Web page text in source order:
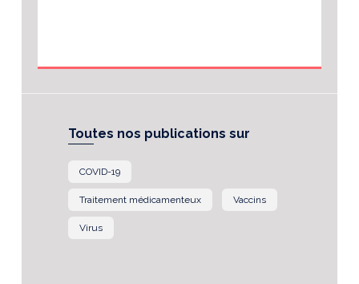
Toutes nos publications sur
COVID-19
Traitement médicamenteux Vaccins
Virus